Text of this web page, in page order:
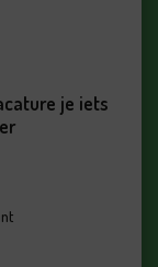
je iets